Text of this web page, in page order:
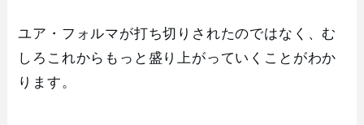
ユア・フォルマが打ち切りされたのではなく、む
しろこれからもっと盛り上がっていくことがわか
ります。